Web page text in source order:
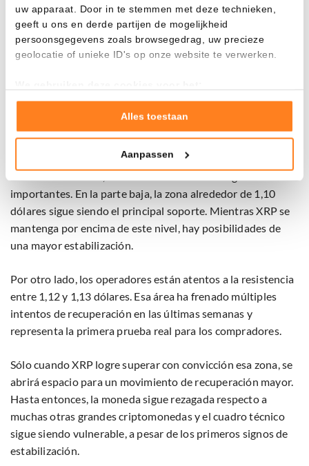
uw apparaat. Door in te stemmen met deze technieken,
geeft u ons en derde partijen de mogelijkheid
persoonsgegevens zoals browsegedrag, uw precieze
geolocatie of unieke ID's op onze website te verwerken.
Goed laten functioneren van deze website
Verzamelen van gebruiksstatistieken
Tonen en meten van relevante advertenties
Klik hieronder om ons toestemming te geven om deze
maak gedetailleerde keuzes, waaronder het maken van
bezwaar tegen bedrijven die persoonsgegevens verwerken
op basis van gerechtvaardigd belang. U kunt uw privacy-
instellingen te allen tijde inzien en bijwerken door op de
tekst 'cookies' te klikken onderaan de pagina. Voor meer
Alles toestaan
Aanpassen
La situación de XRP sigue siendo mixta. Por un lado, la
actividad comercial está aumentando y el dinero sigue
fluyendo hacia los ETF. Pero por otro, todavía falta la
Esto también se refleja en los indicadores técnicos. XRP
roto.
importantes. En la parte baja, la zona alrededor de 1,10
dólares sigue siendo el principal soporte. Mientras XRP se
mantenga por encima de este nivel, hay posibilidades de
una mayor estabilización.
Por otro lado, los operadores están atentos a la resistencia
entre 1,12 y 1,13 dólares. Esa área ha frenado múltiples
intentos de recuperación en las últimas semanas y
representa la primera prueba real para los compradores.
Sólo cuando XRP logre superar con convicción esa zona, se
abrirá espacio para un movimiento de recuperación mayor.
Hasta entonces, la moneda sigue rezagada respecto a
muchas otras grandes criptomonedas y el cuadro técnico
sigue siendo vulnerable, a pesar de los primeros signos de
estabilización.